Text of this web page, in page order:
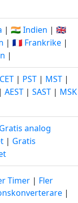
| 🇮🇳 Indien | 🇬🇧
| 🇫🇷 Frankrike |
|
CET | PST | MST |
| AEST | SAST | MSK
Gratis analog
| Gratis
Timer | Fler
|